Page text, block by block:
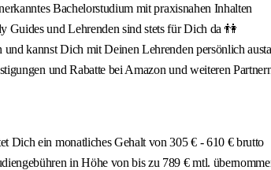
Bachelorstudium mit praxisnahen Inhalten
Guides und Lehrenden sind stets für Dich da 👫
kannst Dich mit Deinen Lehrenden persönlich
und Rabatte bei Amazon und weiteren
Dich ein monatliches Gehalt von 305 € - 610 € brutto
in Höhe von bis zu 789 € mtl.